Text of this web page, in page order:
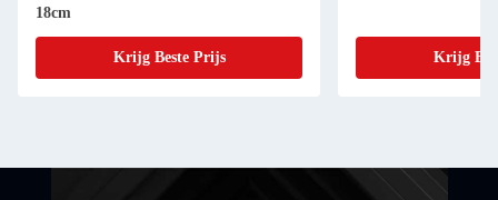
18cm
Krijg Beste Prijs Krijg